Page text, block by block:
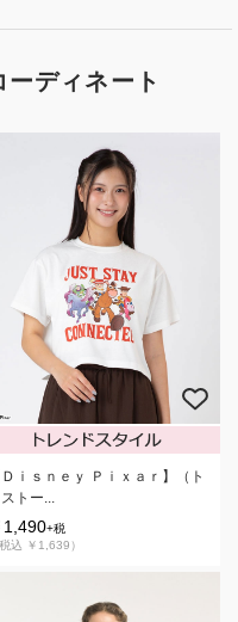
ディネート
Ｄｉｓｎｅｙ Ｐｉｘａｒ】（ト
トー...
1,490+税
税込 ￥1,639）